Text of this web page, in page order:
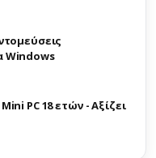
Windows
PC 18 ετών - Αξίζει